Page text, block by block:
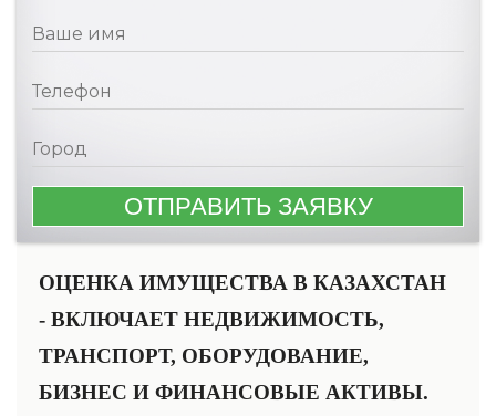
ОЦЕНКА ИМУЩЕСТВА В КАЗАХСТАН
- ВКЛЮЧАЕТ НЕДВИЖИМОСТЬ,
ТРАНСПОРТ, ОБОРУДОВАНИЕ,
БИЗНЕС И ФИНАНСОВЫЕ АКТИВЫ.